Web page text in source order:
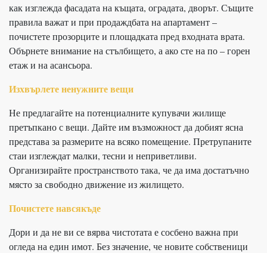
как изглежда фасадата на къщата, оградата, дворът. Същите
правила важат и при продаждбата на апартамент –
почистете прозорците и площадката пред входната врата.
Обърнете внимание на стълбището, а ако сте на по – горен
етаж и на асансьора.
Изхвърлете ненужните вещи
Не предлагайте на потенциалните купувачи жилище
претъпкано с вещи. Дайте им възможност да добият ясна
представа за размерите на всяко помещение. Претрупаните
стаи изглеждат малки, тесни и неприветливи.
Организирайте пространството така, че да има достатъчно
място за свободно движение из жилището.
Почистете навсякъде
Дори и да не ви се вярва чистотата е сосбено важна при
огледа на един имот. Без значение, че новите собственици